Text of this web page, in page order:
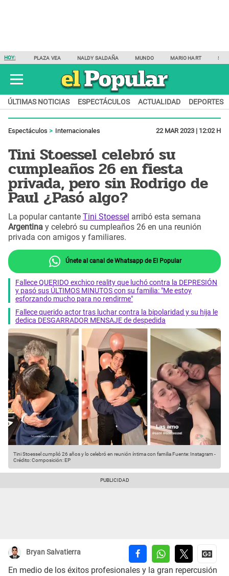
HOY: PLAZA VEA NALDY SALDAÑA MUNDO MARIO HART
ÚLTIMAS NOTICIAS ESPECTÁCULOS ACTUALIDAD DEPORTES
Espectáculos Internacionales 22 MAR 2023 | 12:02 H
Tini Stoessel celebró su
cumpleaños 26 en fiesta
privada, pero sin Rodrigo de
Paul ¿Pasó algo?
La popular cantante Tini Stoessel arribó esta semana
Argentina y celebró su cumpleaños 26 en una reunión
privada con amigos y familiares.
Únete al canal de Whatsapp de El Popular
Fallece QUERIDO exchico reality que luchó contra la DEPRESIÓN
y pasó sus ÚLTIMOS MINUTOS con su familia: "Me estoy
esforzando mucho para no rendirme"
Fallece querido actor tras luchar contra la bipolaridad y su hija le
dedica DESGARRADOR MENSAJE de despedida
Tini Stoessel cumplió 26 años y lo celebró en reunión íntima con familiaFuente: Instagram -
Crédito: Composición: EP
Bryan Salvatierra
En medio de los éxitos profesionales y la gran repercusión